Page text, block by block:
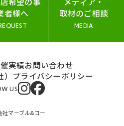
者様へ
取材のご相談
MEDIA
実績お問い合わせ
プライバシーポリシー
US
社マーブル&コー